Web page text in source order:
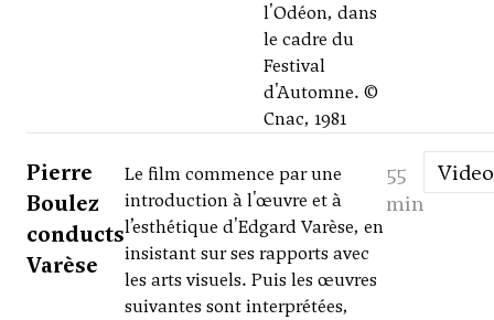
l'Odéon, dans
le cadre du
Festival
d'Automne. ©
Cnac, 1981
Pierre
Boulez
conducts
Varèse
Le film commence par une
introduction à l'œuvre et à
l’esthétique d'Edgard Varèse, en
insistant sur ses rapports avec
les arts visuels. Puis les œuvres
suivantes sont interprétées,
55
min
Video